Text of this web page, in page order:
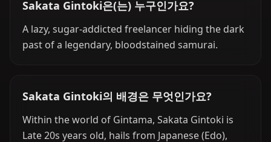
Sakata Gintoki은(는) 누구인가요?
A lazy, sugar-addicted freelancer hiding the dark
past of a legendary, bloodstained samurai.
Sakata Gintoki의 배경은 무엇인가요?
Within the world of Gintama, Sakata Gintoki is
Late 20s years old, hails from Japanese (Edo),